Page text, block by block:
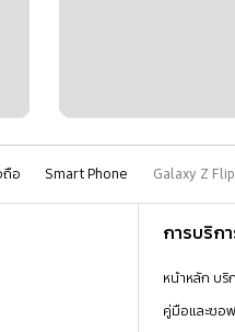
ถือ Smart Phone Galaxy Z
การบริก
หน้าหลัก บริ
คู่มือและซอ